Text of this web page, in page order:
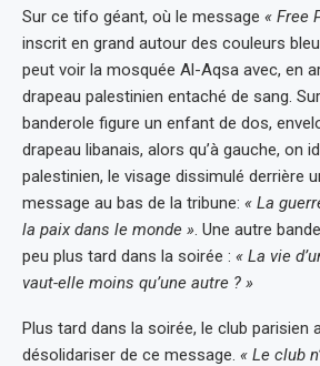
Sur ce tifo géant, où le message « Free
inscrit en grand autour des couleurs
peut voir la mosquée Al-Aqsa avec, en
drapeau palestinien entaché de sang.
banderole figure un enfant de dos,
drapeau libanais, alors qu’à gauche, on
palestinien, le visage dissimulé derrière
message au bas de la tribune: « La
la paix dans le monde ». Une autre
peu plus tard dans la soirée : « La vie
vaut-elle moins qu’une autre ? »
Plus tard dans la soirée, le club parisien
désolidariser de ce message. « Le club